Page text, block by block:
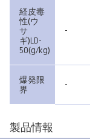
経皮毒
性(ウ
サ
ギ)LD-
50(g/kg)
-
爆発限
界
-
製品情報